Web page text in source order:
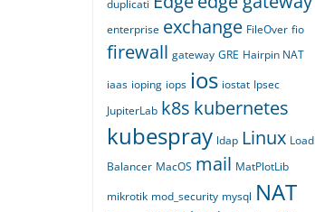
duplicati
enterprise exchange FileOver fio
firewall gateway GRE Hairpin NAT
iaas ioping iops ios iostat Ipsec
JupiterLab k8s kubernetes
kubespray ldap Linux Load
Balancer MacOS mail MatPlotLib
mikrotik mod_security mysql NAT